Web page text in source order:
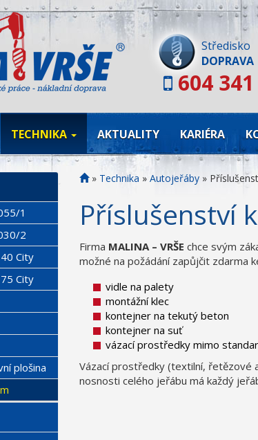
Středisko
DOPRAVA
604
Skip
to
content
TECHNIKA AKTUALITY KARIÉRA
1
2
City
City
plošina
» Technika » Autojeřáby»
Příslušenství
Firma MALINA – VRŠE chce svým
možné na požádání zapůjčit zdarma
vidle na palety
montážní klec
kontejner na tekutý beton
kontejner na suť
vázací prostředky mimo
Vázací prostředky (textilní, řetězové
nosnosti celého jeřábu má každý